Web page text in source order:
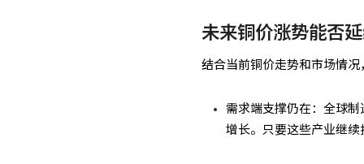
未来铜价涨势能否
结合当前铜价走势和市场情
需求端支撑仍在：全球
增长。只要这些产业继